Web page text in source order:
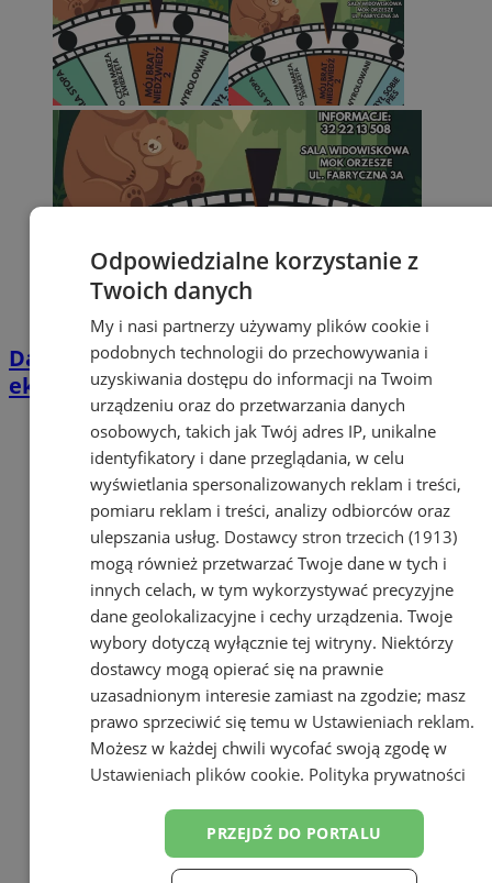
Darmowe wakacyjne kino w Orzeszu. Na
ekranie „Mój brat niedźwiedź 2”
Odpowiedzialne korzystanie z
Twoich danych
My i nasi partnerzy używamy plików cookie i
podobnych technologii do przechowywania i
uzyskiwania dostępu do informacji na Twoim
urządzeniu oraz do przetwarzania danych
osobowych, takich jak Twój adres IP, unikalne
identyfikatory i dane przeglądania, w celu
wyświetlania spersonalizowanych reklam i treści,
pomiaru reklam i treści, analizy odbiorców oraz
ulepszania usług. Dostawcy stron trzecich (1913)
mogą również przetwarzać Twoje dane w tych i
innych celach, w tym wykorzystywać precyzyjne
dane geolokalizacyjne i cechy urządzenia. Twoje
wybory dotyczą wyłącznie tej witryny. Niektórzy
dostawcy mogą opierać się na prawnie
uzasadnionym interesie zamiast na zgodzie; masz
prawo sprzeciwić się temu w Ustawieniach reklam.
Możesz w każdej chwili wycofać swoją zgodę w
Ustawieniach plików cookie. Polityka prywatności
PRZEJDŹ DO PORTALU